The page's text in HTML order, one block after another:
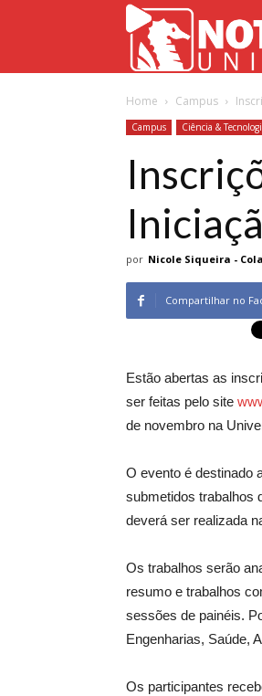
Home Campus
Campus Ciência &
por Nicole Siqueira -
Compartilhar no
Estão abertas as
ser feitas pelo site
de novembro na
O evento é destinado
submetidos trabalhos
deverá ser realizada
Os trabalhos serão
resumo e trabalhos
sessões de painéis.
Engenharias, Saúde,
Os participantes